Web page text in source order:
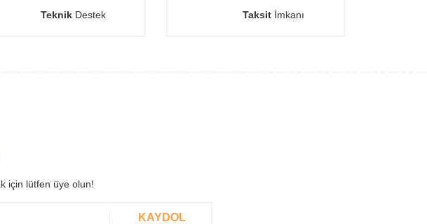
Teknik Destek Taksitİmkanı
için lütfen üye olun!
KAYDOL